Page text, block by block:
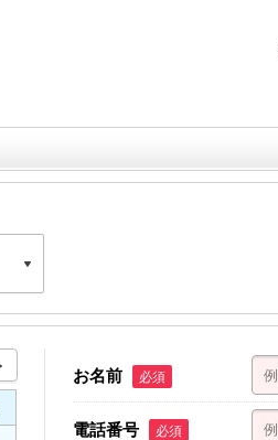
お名前 必須
電話番号 必須